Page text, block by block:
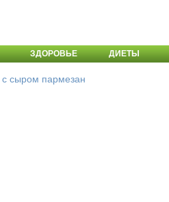
ЗДОРОВЬЕ ДИЕТЫ
сыром пармезан